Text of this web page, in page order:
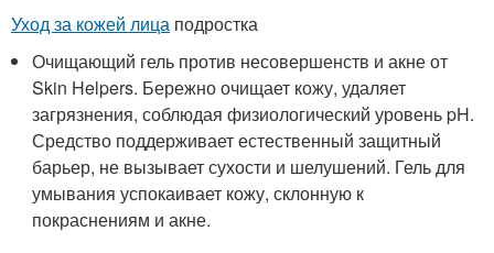
Уход за кожей лица подростка
Очищающий гель против несовершенств и акне от
Skin Helpers. Бережно очищает кожу, удаляет
загрязнения, соблюдая физиологический уровень pH.
Средство поддерживает естественный защитный
барьер, не вызывает сухости и шелушений. Гель для
умывания успокаивает кожу, склонную к
покраснениям и акне.